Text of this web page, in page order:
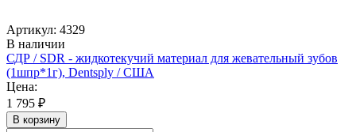
Артикул: 4329
В наличии
СДР / SDR - жидкотекучий материал для жевательный зубов
(1шпр*1г), Dentsply / США
Цена:
1 795 ₽
В корзину